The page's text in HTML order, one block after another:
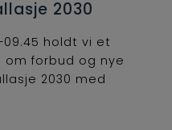
2030
holdt vi et
forbud og nye
2030 med